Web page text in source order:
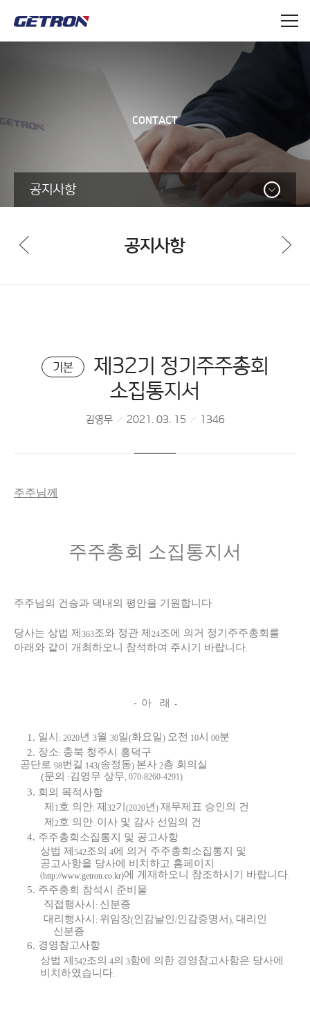
CONTACT
공지사항
공지사항
기본
제32기 정기주주총회
소집통지서
김영무 2021. 03. 15 1346
주주님께
주주총회 소집통지서
주주님의 건승과 댁내의 평안을 기원합니다.
당사는 상법 제363조와 정관 제24조에 의거 정기주주총회를
아래와 같이 개최하오니 참석하여 주시기 바랍니다
- 아 래 -
1. 일시 : 2020년 3월 30일(화요일) 오전 10시 00분
2. 장소: 충북 청주시 흥덕구
공단로98번길 143(송정동) 본사 2층 회의실
(문의 :김영무 상무, 070-8260-4291)
3. 회의 목적사항
제 1호 의안: 제 32기 (2020년) 재무제표 승인의 건
제 2 호 의안: 이사 및 감사 선임의 건
4. 주주총회소집통지 및 공고사항
상법 제 542조의 4에 의거 주주총회소집통지 및
공고사항을 당사에 비치하고 홈페이지
(http://www.getron.co.kr)에 게재하오니 참조하시기 바랍니다.
5. 주주총회 참석시 준비물
직접행사시 : 신분증
대리행사시 : 위임장(인감날인/인감증명서),대리인
신분증
6. 경영참고사항
상법 제 542조의 4의 3항에 의한 경영참고사항은 당사에
비치하였습니다.